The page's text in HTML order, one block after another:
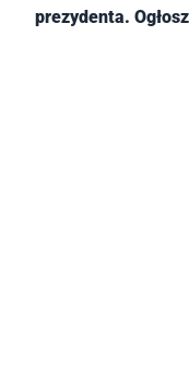
prezydenta.